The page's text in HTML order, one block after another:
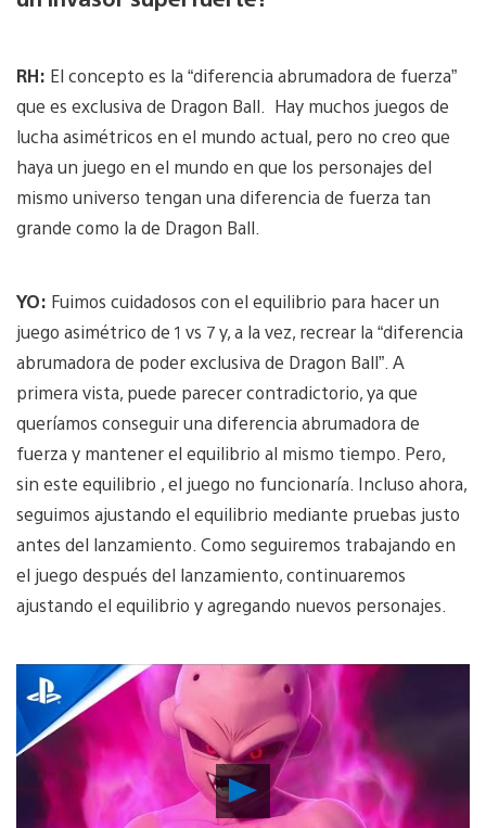
RH: El concepto es la “diferencia abrumadora de fuerza”
que es exclusiva de Dragon Ball. Hay muchos juegos de
lucha asimétricos en el mundo actual, pero no creo que
haya un juego en el mundo en que los personajes del
mismo universo tengan una diferencia de fuerza tan
grande como la de Dragon Ball.
YO: Fuimos cuidadosos con el equilibrio para hacer un
juego asimétrico de 1 vs 7 y, a la vez, recrear la “diferencia
abrumadora de poder exclusiva de Dragon Ball”. A
primera vista, puede parecer contradictorio, ya que
queríamos conseguir una diferencia abrumadora de
fuerza y mantener el equilibrio al mismo tiempo. Pero,
sin este equilibrio , el juego no funcionaría. Incluso ahora,
seguimos ajustando el equilibrio mediante pruebas justo
antes del lanzamiento. Como seguiremos trabajando en
el juego después del lanzamiento, continuaremos
ajustando el equilibrio y agregando nuevos personajes.
Reproducir
Video